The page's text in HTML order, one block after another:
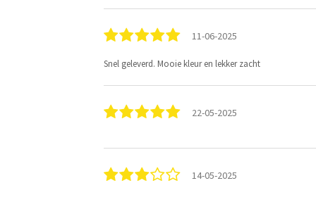
11-06-2025
Snel geleverd. Mooie kleur en lekker zacht
22-05-2025
14-05-2025